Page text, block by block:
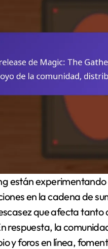
en la cadena de
que afecta tanto
respuesta, la
y foros en línea,